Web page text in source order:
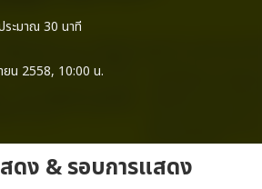
ระมาณ 30 นาที
ยน 2558, 10:00 น.
ดง & รอบการแสดง